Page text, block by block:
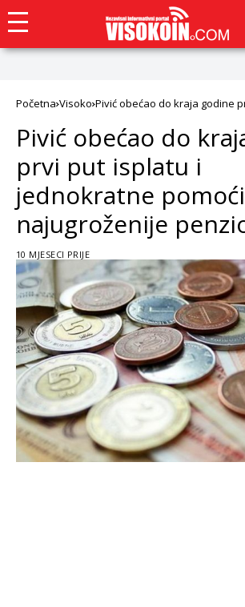
Početna Visoko Pivić obećao do kraja godine
Pivić obećao do
prvi put isplatu i
jednokratne
najugroženije
10 MJESECI PRIJE